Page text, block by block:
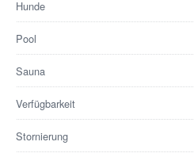
Hunde
Pool
Sauna
Verfügbarkeit
Stornierung